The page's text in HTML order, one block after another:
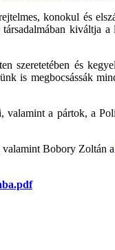
konokul és
kiváltja
szeretetében és
is megbocsássák
valamint a pártok, a
valamint Bobory Zoltán a